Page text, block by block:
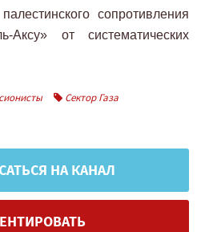
сопротивления
Аксу» от систематических
сионисты
Сектор Газа
НА КАНАЛ